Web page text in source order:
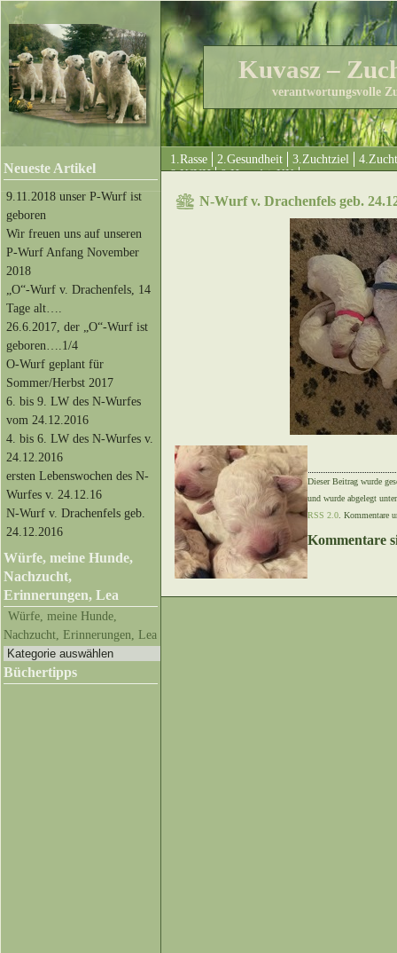
Kuvasz –
verantwortungsvolle
1.Rasse 2.Gesundheit 3.Zuchtziel
8.KfUH
9.HungáriaKK
Neueste Artikel
9.11.2018 unser P-Wurf ist
geboren
Wir freuen uns auf unseren
P-Wurf Anfang November
2018
„O“-Wurf v. Drachenfels, 14
Tage alt….
26.6.2017, der „O“-Wurf ist
geboren….1/4
O-Wurf geplant für
Sommer/Herbst 2017
6. bis 9. LW des N-Wurfes
vom 24.12.2016
4. bis 6. LW des N-Wurfes v.
24.12.2016
ersten Lebenswochen des N-
Wurfes v. 24.12.16
N-Wurf v. Drachenfels geb.
24.12.2016
Würfe, meine Hunde,
Nachzucht,
Erinnerungen, Lea
Würfe, meine Hunde,
Nachzucht, Erinnerungen, Lea
Büchertipps
N-Wurf v. Drachenfels geb.
Dieser Beitrag wurde
und wurde abgelegt
RSS 2.0 . Kommentare
Kommentare